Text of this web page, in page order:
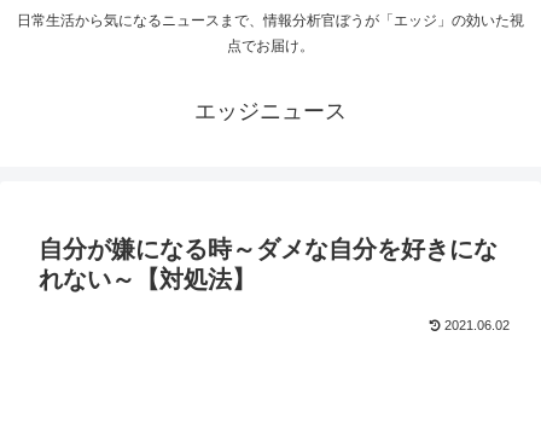
日常生活から気になるニュースまで、情報分析官ぼうが「エッジ」の効いた視
点でお届け。
エッジニュース
自分が嫌になる時～ダメな自分を好きにな
れない～【対処法】
2021.06.02